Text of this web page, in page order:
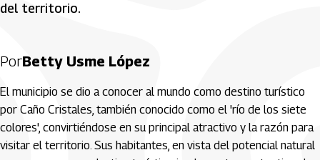
del territorio.
PorBetty Usme López
El municipio se dio a conocer al mundo como destino turístico
por Caño Cristales, también conocido como el 'río de los siete
colores', convirtiéndose en su principal atractivo y la razón para
visitar el territorio. Sus habitantes, en vista del potencial natural